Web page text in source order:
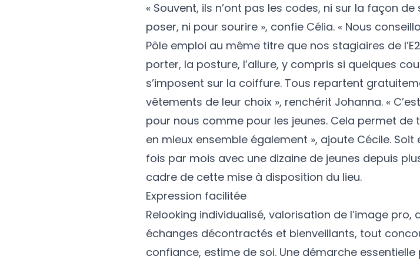
« Souvent, ils n’ont pas les codes, ni sur la façon de
poser, ni pour sourire », confie Célia. « Nous
Pôle emploi au même titre que nos stagiaires de
porter, la posture, l’allure, y compris si quelques
s’imposent sur la coiffure. Tous repartent
vêtements de leur choix », renchérit Johanna. «
pour nous comme pour les jeunes. Cela permet de
en mieux ensemble également », ajoute Cécile. Soit
fois par mois avec une dizaine de jeunes depuis
cadre de cette mise à disposition du lieu.
Expression facilitée
Relooking individualisé, valorisation de l’image pro,
échanges décontractés et bienveillants, tout
confiance, estime de soi. Une démarche essentielle